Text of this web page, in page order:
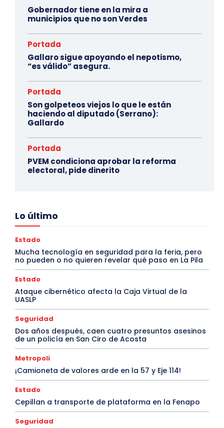
Gobernador tiene en la mira a
municipios que no son Verdes
Portada
Gallaro sigue apoyando el nepotismo,
“es válido” asegura.
Portada
Son golpeteos viejos lo que le están
haciendo al diputado (Serrano):
Gallardo
Portada
PVEM condiciona aprobar la reforma
electoral, pide dinerito
Lo último
Estado
Mucha tecnología en seguridad para la feria, pero
no pueden o no quieren revelar qué paso en La Pila
Estado
Ataque cibernético afecta la Caja Virtual de la
UASLP
Seguridad
Dos años después, caen cuatro presuntos asesinos
de un policía en San Ciro de Acosta
Metropoli
¡Camioneta de valores arde en la 57 y Eje 114!
Estado
Cepillan a transporte de plataforma en la Fenapo
Seguridad